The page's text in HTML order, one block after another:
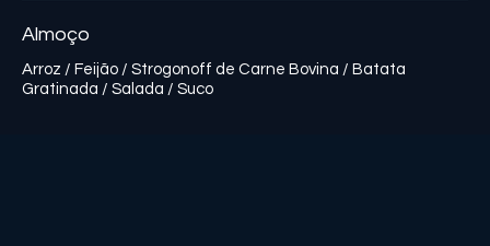
Almoço
Arroz / Feijão / Strogonoff de Carne Bovina / Batata